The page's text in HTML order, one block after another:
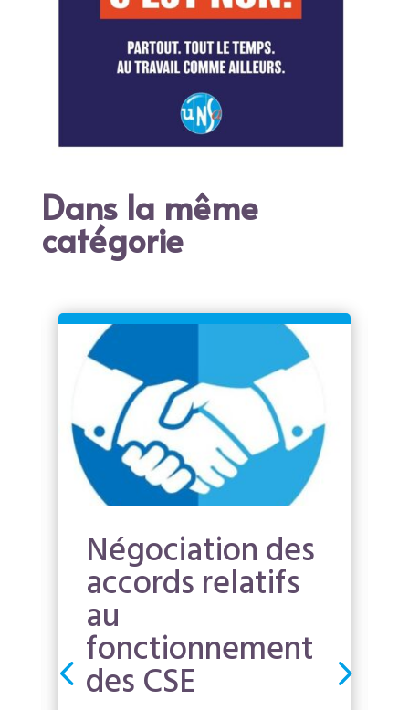
Dans la même
catégorie
Négociation des
accords relatifs
au
fonctionnement
des CSE